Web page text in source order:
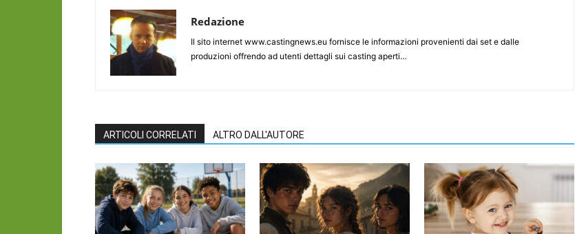
Redazione
Il sito internet www.castingnews.eu fornisce le informazioni provenienti dai set e dalle
produzioni offrendo ad utenti dettagli sui casting aperti…
ARTICOLI CORRELATI ALTRO DALL'AUTORE